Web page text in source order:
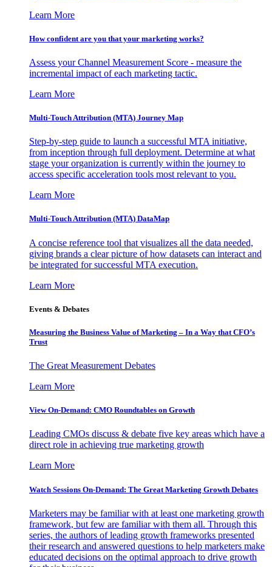
Learn More
How confident are you that your marketing works?
Assess your Channel Measurement Score - measure the
incremental impact of each marketing tactic.
Learn More
Multi-Touch Attribution (MTA) Journey Map
Step-by-step guide to launch a successful MTA initiative,
from inception through full deployment. Determine at what
stage your organization is currently within the journey to
access specific acceleration tools most relevant to you.
Learn More
Multi-Touch Attribution (MTA) DataMap
A concise reference tool that visualizes all the data needed,
giving brands a clear picture of how datasets can interact and
be integrated for successful MTA execution.
Learn More
Events & Debates
Measuring the Business Value of Marketing – In a Way that CFO’s
Trust
The Great Measurement Debates
Learn More
View On-Demand: CMO Roundtables on Growth
Leading CMOs discuss & debate five key areas which have a
direct role in achieving true marketing growth
Learn More
Watch Sessions On-Demand: The Great Marketing Growth Debates
Marketers may be familiar with at least one marketing growth
framework, but few are familiar with them all. Through this
series, the authors of leading growth frameworks presented
their research and answered questions to help marketers make
educated decisions on the optimal approach to drive growth